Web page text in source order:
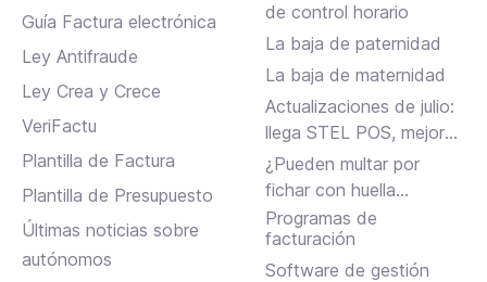
Guía Factura electrónica
Ley Antifraude
Ley Crea y Crece
VeriFactu
Plantilla de Factura
Plantilla de Presupuesto
Últimas noticias sobre
autónomos
de control horario
La baja de paternidad
La baja de maternidad
Actualizaciones de julio:
llega STEL POS, mejoras
en Assistant, albaranes
en Inbox y más
¿Pueden multar por
fichar con huella
dactilar?
Programas de
facturación
Software de gestión